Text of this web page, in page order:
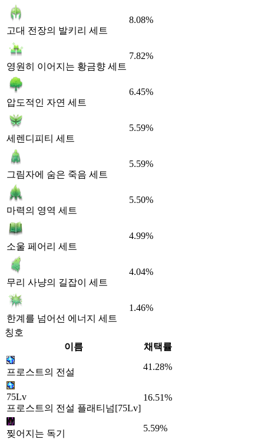
고대 전장의 발키리 세트
8.08%
영원히 이어지는 황금향 세트
7.82%
압도적인 자연 세트
6.45%
세렌디피티 세트
5.59%
그림자에 숨은 죽음 세트
5.59%
마력의 영역 세트
5.50%
소울 페어리 세트
4.99%
무리 사냥의 길잡이 세트
4.04%
한계를 넘어선 에너지 세트
1.46%
칭호
이름
채택률
프로스트의 전설
41.28%
75Lv
프로스트의 전설 플래티넘[75Lv]
16.51%
찢어지는 독기
5.59%